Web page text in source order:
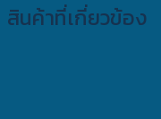
สินค้าที่เกี่ยวข้อง